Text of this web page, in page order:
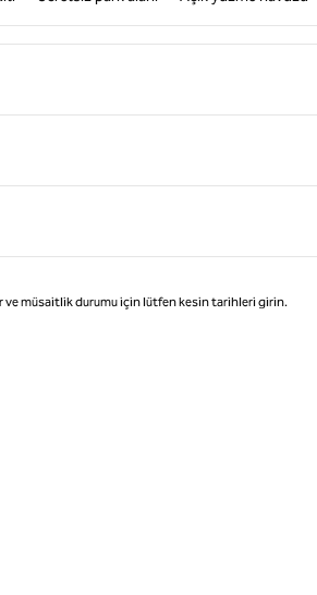
ve müsaitlik durumu için lütfen kesin tarihleri girin.